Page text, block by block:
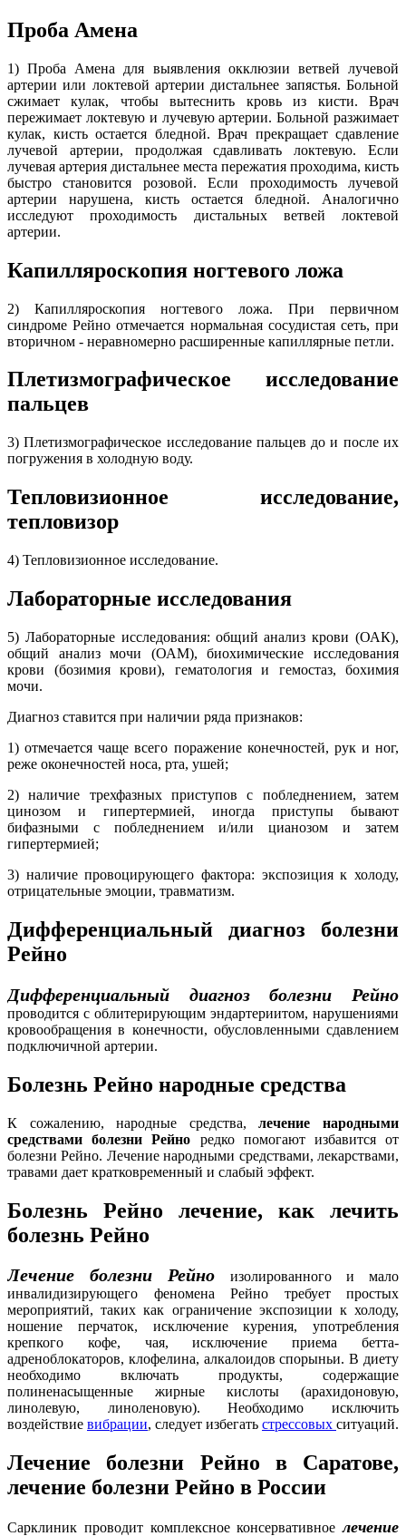
Проба Амена
1) Проба Амена для выявления окклюзии ветвей лучевой
артерии или локтевой артерии дистальнее запястья. Больной
сжимает кулак, чтобы вытеснить кровь из кисти. Врач
пережимает локтевую и лучевую артерии. Больной разжимает
кулак, кисть остается бледной. Врач прекращает сдавление
лучевой артерии, продолжая сдавливать локтевую. Если
лучевая артерия дистальнее места пережатия проходима, кисть
быстро становится розовой. Если проходимость лучевой
артерии нарушена, кисть остается бледной. Аналогично
исследуют проходимость дистальных ветвей локтевой
артерии.
Капилляроскопия ногтевого ложа
2) Капилляроскопия ногтевого ложа. При первичном
синдроме Рейно отмечается нормальная сосудистая сеть, при
вторичном - неравномерно расширенные капиллярные петли.
Плетизмографическое исследование
пальцев
3) Плетизмографическое исследование пальцев до и после их
погружения в холодную воду.
Тепловизионное исследование,
тепловизор
4) Тепловизионное исследование.
Лабораторные исследования
5) Лабораторные исследования: общий анализ крови (ОАК),
общий анализ мочи (ОАМ), биохимические исследования
крови (бозимия крови), гематология и гемостаз, бохимия
мочи.
Диагноз ставится при наличии ряда признаков:
1) отмечается чаще всего поражение конечностей, рук и ног,
реже оконечностей носа, рта, ушей;
2) наличие трехфазных приступов с побледнением, затем
цинозом и гипертермией, иногда приступы бывают
бифазными с побледнением и/или цианозом и затем
гипертермией;
3) наличие провоцирующего фактора: экспозиция к холоду,
отрицательные эмоции, травматизм.
Дифференциальный диагноз болезни
Рейно
Дифференциальный диагноз болезни Рейно
проводится с облитерирующим эндартериитом, нарушениями
кровообращения в конечности, обусловленными сдавлением
подключичной артерии.
Болезнь Рейно народные средства
К сожалению, народные средства,лечение народными
средствами болезни Рейно редко помогают избавится от
болезни Рейно. Лечение народными средствами, лекарствами,
травами дает кратковременный и слабый эффект.
Болезнь Рейно лечение, как лечить
болезнь Рейно
Лечение болезни Рейно изолированного и мало
инвалидизирующего феномена Рейно требует простых
мероприятий, таких как ограничение экспозиции к холоду,
ношение перчаток, исключение курения, употребления
крепкого кофе, чая, исключение приема бетта-
адреноблокаторов, клофелина, алкалоидов спорыньи. В диету
необходимо включать продукты, содержащие
полиненасыщенные жирные кислоты (арахидоновую,
линолевую, линоленовую). Необходимо исключить
воздействие вибрации, следует избегать стрессовых ситуаций.
Лечение болезни Рейно в Саратове,
лечение болезни Рейно в России
Сарклиник проводит комплексное консервативноелечение